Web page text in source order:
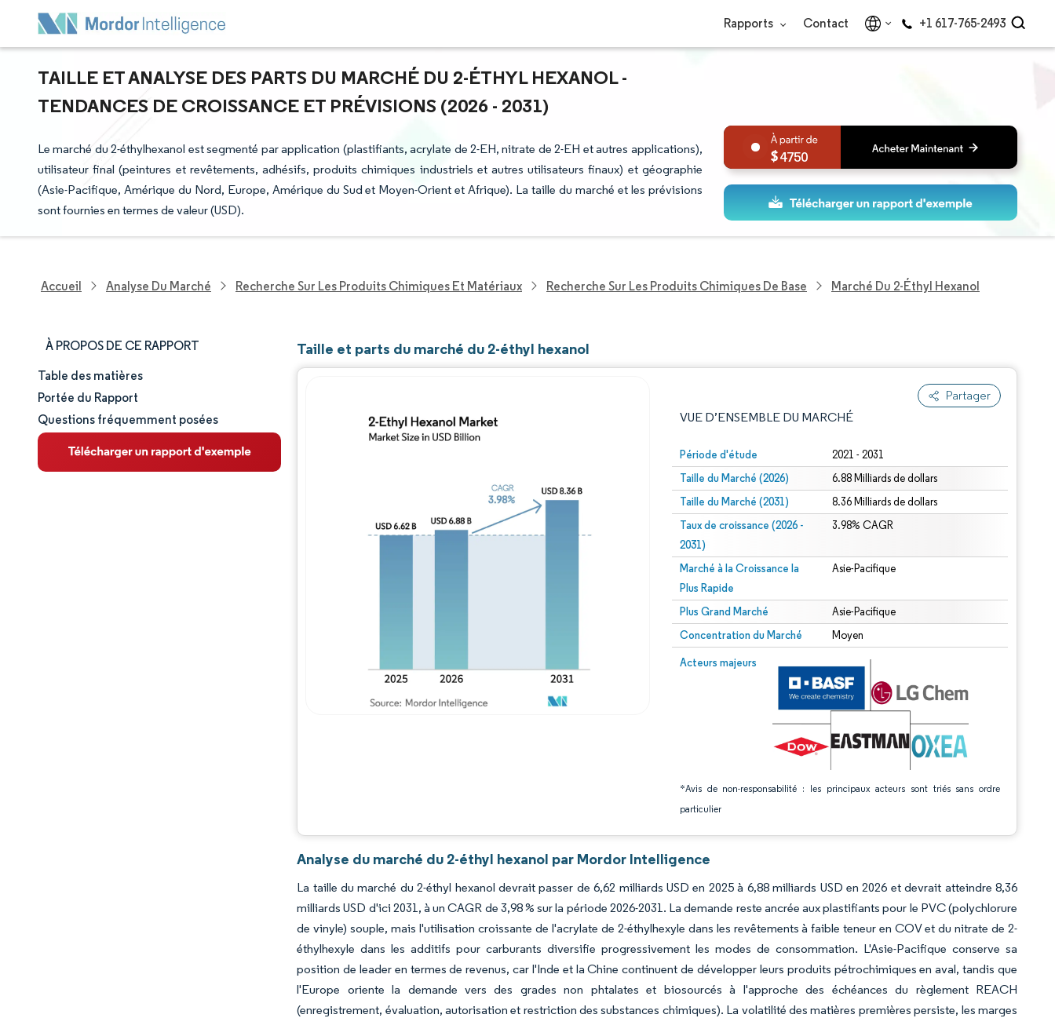
Rapports Contact +1 617-765-2493
TAILLE ET ANALYSE DES PARTS DU MARCHÉ DU 2-ÉTHYL HEXANOL -
TENDANCES DE CROISSANCE ET PRÉVISIONS (2026 - 2031)
Le marché du 2-éthylhexanol est segmenté par application (plastifiants, acrylate de 2-EH, nitrate de 2-EH et autres applications),
utilisateur final (peintures et revêtements, adhésifs, produits chimiques industriels et autres utilisateurs finaux) et géographie
(Asie-Pacifique, Amérique du Nord, Europe, Amérique du Sud et Moyen-Orient et Afrique). La taille du marché et les prévisions
sont fournies en termes de valeur (USD).
4750
Accueil Analyse Du Marché Recherche Sur Les Produits Chimiques Et Matériaux Recherche Sur Les Produits Chimiques De Base Marché Du 2-Éthyl Hexanol
À PROPOS DE CE RAPPORT
Taille et part de marché
Analyse du marché
Tendances et perspectives
Table des matières
Portée du Rapport
Questions fréquemment posées
Taille et parts du marché du 2-éthyl hexanol
Partager
VUE D’ENSEMBLE DU MARCHÉ
Période d'étude 2021 - 2031
Taille du Marché (2026) 6.88 Milliards de dollars
Taille du Marché (2031) 8.36 Milliards de dollars
Taux de croissance (2026 -
2031)
3.98% CAGR
Marché à la Croissance la
Plus Rapide
Asie-Pacifique
Plus Grand Marché Asie-Pacifique
Concentration du Marché Moyen
Acteurs majeurs
*Avis de non-responsabilité : les principaux acteurs sont triés sans ordre
particulier
Image © Mordor Intelligence. La réutilisation nécessite une attribution sous CC BY 4.0.
Image © Mordor Intelligence. La réutilisation nécessite une attribution sous CC BY 4.0.
Analyse du marché du 2-éthyl hexanol par Mordor Intelligence
La taille du marché du 2-éthyl hexanol devrait passer de 6,62 milliards USD en 2025 à 6,88 milliards USD en 2026 et devrait atteindre 8,36
milliards USD d'ici 2031, à un CAGR de 3,98 % sur la période 2026-2031. La demande reste ancrée aux plastifiants pour le PVC (polychlorure
de vinyle) souple, mais l'utilisation croissante de l'acrylate de 2-éthylhexyle dans les revêtements à faible teneur en COV et du nitrate de 2-
éthylhexyle dans les additifs pour carburants diversifie progressivement les modes de consommation. L'Asie-Pacifique conserve sa
position de leader en termes de revenus, car l'Inde et la Chine continuent de développer leurs produits pétrochimiques en aval, tandis que
l'Europe oriente la demande vers des grades non phtalates et biosourcés à l'approche des échéances du règlement REACH
(enregistrement, évaluation, autorisation et restriction des substances chimiques). La volatilité des matières premières persiste, les marges